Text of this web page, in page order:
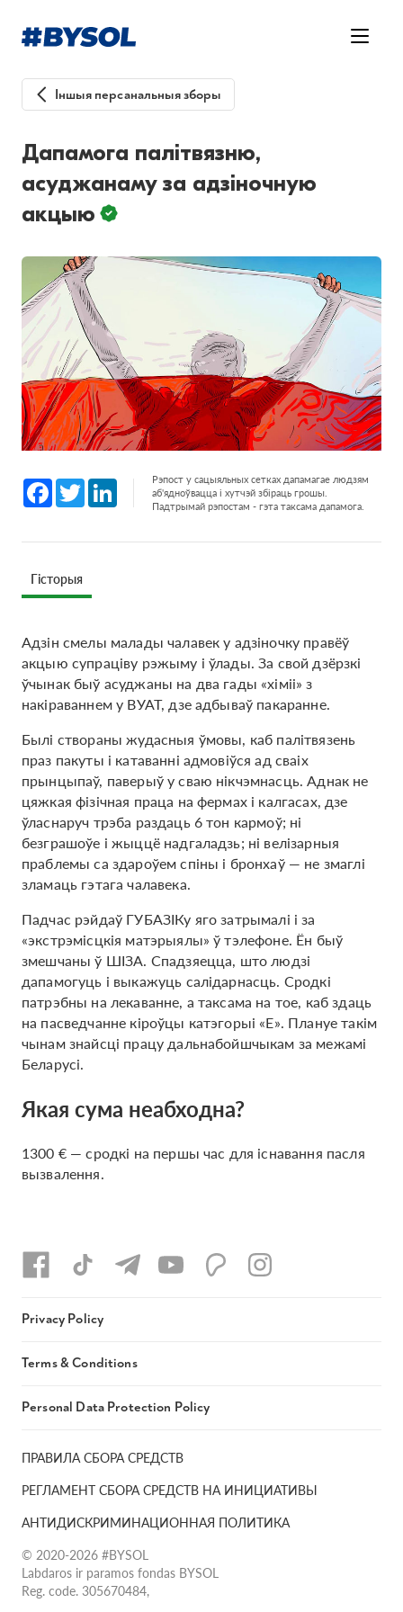
Іншыя персанальныя зборы
Дапамога палітвязню,
асуджанаму за адзіночную
акцыю
Facebook
Twitter LinkedInРэпост у сацыяльных сетках дапамагае людзям
аб'ядноўвацца і хутчэй збіраць грошы.
Падтрымай рэпостам - гэта таксама дапамога.
Гісторыя
Адзін смелы малады чалавек у адзіночку правёў
акцыю супраціву рэжыму і ўлады. За свой дзёрзкі
ўчынак быў асуджаны на два гады «хіміі» з
накіраваннем у ВУАТ, дзе адбываў пакаранне.
Былі створаны жудасныя ўмовы, каб палітвязень
праз пакуты і катаванні адмовіўся ад сваіх
прынцыпаў, паверыў у сваю нікчэмнасць. Аднак не
цяжкая фізічная праца на фермах і калгасах, дзе
ўласнаруч трэба раздаць 6 тон кармоў; ні
безграшоўе і жыццё надгаладзь; ні велізарныя
праблемы са здароўем спіны і бронхаў — не змаглі
зламаць гэтага чалавека.
Падчас рэйдаў ГУБАЗІКу яго затрымалі і за
«экстрэмісцкія матэрыялы» ў тэлефоне. Ён быў
змешчаны ў ШІЗА. Спадзяецца, што людзі
дапамогуць і выкажуць салідарнасць. Сродкі
патрэбны на лекаванне, а таксама на тое, каб здаць
на пасведчанне кіроўцы катэгорыі «Е». Плануе такім
чынам знайсці працу дальнабойшчыкам за межамі
Беларусі.
Якая сума неабходна?
1300 € — сродкі на першы час для існавання пасля
вызвалення.
ПРАВИЛА СБОРА СРЕДСТВ
РЕГЛАМЕНТ СБОРА СРЕДСТВ НА ИНИЦИАТИВЫ
АНТИДИСКРИМИНАЦИОННАЯ ПОЛИТИКА
© 2020-2026 #BYSOL
Labdaros ir paramos fondas BYSOL
Reg. code. 305670484,
Privacy Policy
Terms & Conditions
Personal Data Protection Policy